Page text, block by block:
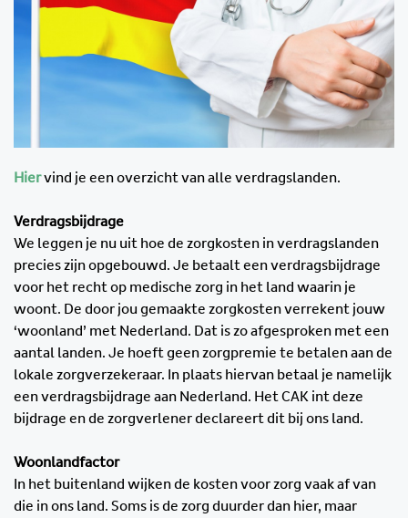
Hiervind je een overzicht van alle verdragslanden.
Verdragsbijdrage
We leggen je nu uit hoe de zorgkosten in verdragslanden
precies zijn opgebouwd. Je betaalt een verdragsbijdrage
voor het recht op medische zorg in het land waarin je
woont. De door jou gemaakte zorgkosten verrekent jouw
‘woonland’ met Nederland. Dat is zo afgesproken met een
aantal landen. Je hoeft geen zorgpremie te betalen aan de
lokale zorgverzekeraar. In plaats hiervan betaal je namelijk
een verdragsbijdrage aan Nederland. Het CAK int deze
bijdrage en de zorgverlener declareert dit bij ons land.
Woonlandfactor
In het buitenland wijken de kosten voor zorg vaak af van
die in ons land. Soms is de zorg duurder dan hier, maar